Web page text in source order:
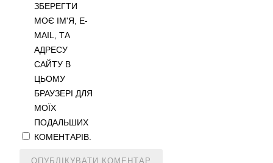
ЗБЕРЕГТИ
МОЄ ІМ'Я, E-
MAIL, ТА
АДРЕСУ
САЙТУ В
ЦЬОМУ
БРАУЗЕРІ ДЛЯ
МОЇХ
ПОДАЛЬШИХ
КОМЕНТАРІВ.